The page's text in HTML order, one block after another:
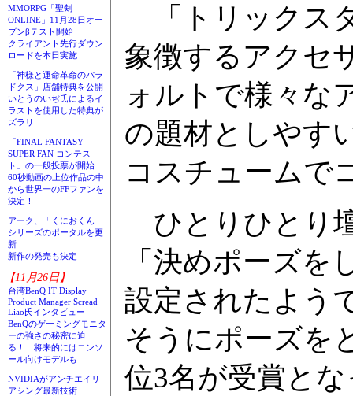
MMORPG「聖剣
ONLINE」11月28日オー
プンβテスト開始
クライアント先行ダウン
ロードを本日実施
「神様と運命革命のパラ
ドクス」店舗特典を公開
いとうのいぢ氏によるイ
ラストを使用した特典が
ズラリ
「FINAL FANTASY
SUPER FAN コンテス
ト」の一般投票が開始
60秒動画の上位作品の中
から世界一のFFファンを
決定！
アーク、「くにおくん」
シリーズのポータルを更
新
新作の発売も決定
【11月26日】
台湾BenQ IT Display
Product Manager Scread
Liao氏インタビュー
BenQのゲーミングモニタ
ーの強さの秘密に迫
る！ 将来的にはコンソ
ール向けモデルも
NVIDIAがアンチエイリ
アシング最新技術
「トリックス
象徴するアクセ
ォルトで様々な
の題材としやす
コスチュームで
ひとりひとり
「決めポーズ
設定されたよう
そうにポーズを
位3名が受賞と